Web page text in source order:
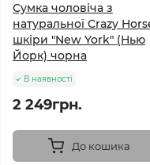
Сумка чоловіча з
натуральної Crazy
шкіри "New York" (Нью
Йорк) чорна
В наявності
2 249грн.
До кошика